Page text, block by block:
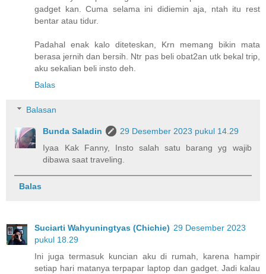
gadget kan. Cuma selama ini didiemin aja, ntah itu rest
bentar atau tidur.
Padahal enak kalo diteteskan, Krn memang bikin mata
berasa jernih dan bersih. Ntr pas beli obat2an utk bekal trip,
aku sekalian beli insto deh.
Balas
Balasan
Bunda Saladin
29 Desember 2023 pukul 14.29
Iyaa Kak Fanny, Insto salah satu barang yg wajib
dibawa saat traveling.
Balas
Suciarti Wahyuningtyas (Chichie) 29 Desember 2023
pukul 18.29
Ini juga termasuk kuncian aku di rumah, karena hampir
setiap hari matanya terpapar laptop dan gadget. Jadi kalau